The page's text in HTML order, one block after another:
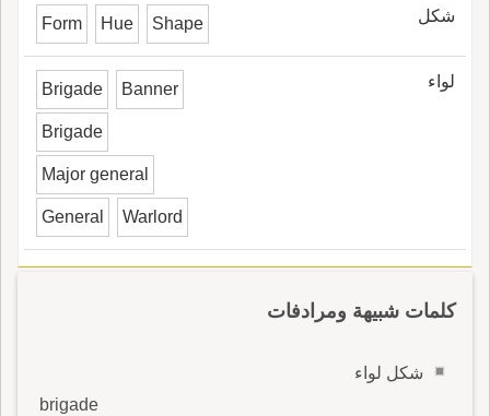
شكل Form Hue Shape
لواء Brigade Banner
Brigade
Major general
General Warlord
كلمات شبيهة ومرادفات
شكل لواء
brigade